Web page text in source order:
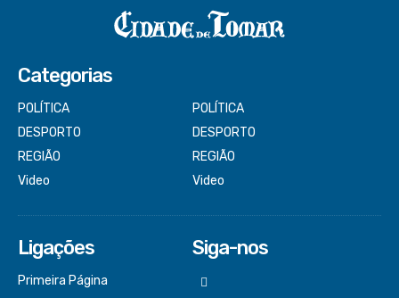
Categorias
POLÍTICA
DESPORTO
REGIÃO
Video
POLÍTICA
DESPORTO
REGIÃO
Video
Ligações
Primeira Página
Siga-nos